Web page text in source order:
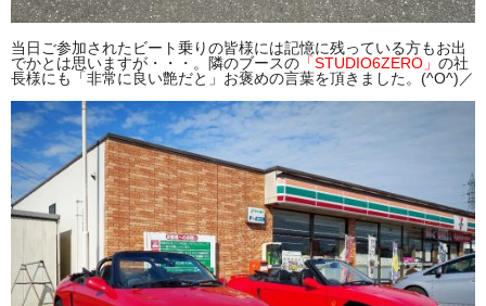
当日ご参加されたビート乗りの皆様には記憶に残っている方もお出
でかとは思いますが・・・。隣のブースの 「STUDIO6ZERO」 の社
長様にも「非常に良い艶だと」お褒めの言葉を頂きました。(^O^)／